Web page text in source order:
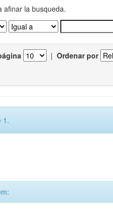
afinar la busqueda.
| Ordenar por
1.